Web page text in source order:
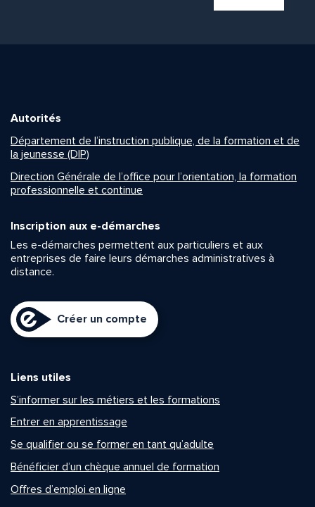
Autorités
Département de l’instruction publique, de la formation et de
la jeunesse (DIP)
Direction Générale de l’office pour l’orientation, la formation
professionnelle et continue
Inscription aux e-démarches
Les e-démarches permettent aux particuliers et aux
entreprises de faire leurs démarches administratives à
distance.
Créer un compte
Liens utiles
S’informer sur les métiers et les formations
Entrer en apprentissage
Se qualifier ou se former en tant qu’adulte
Bénéficier d’un chèque annuel de formation
Offres d’emploi en ligne